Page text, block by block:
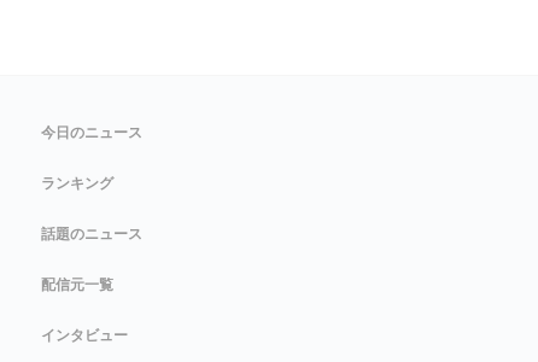
今日のニュース
ランキング
話題のニュース
配信元一覧
インタビュー